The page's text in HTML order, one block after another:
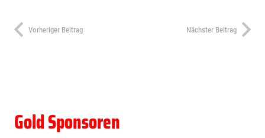
Vorheriger Beitrag Nächster Beitrag
Gold Sponsoren